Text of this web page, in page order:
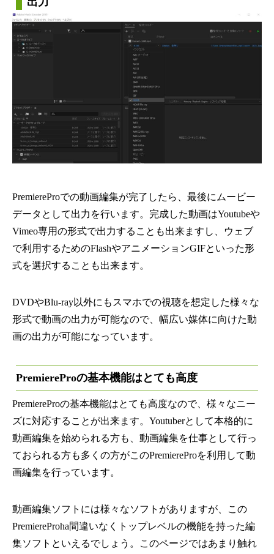
PremiereProでの動画編集が完了したら、最後にムービー
データとして出力を行います。完成した動画はYoutubeや
Vimeo専用の形式で出力することも出来ますし、ウェブ
で利用するためのFlashやアニメーションGIFといった形
式を選択することも出来ます。
DVDやBlu-ray以外にもスマホでの視聴を想定した様々な
形式で動画の出力が可能なので、幅広い媒体に向けた動
画の出力が可能になっています。
PremiereProの基本機能はとても高度
PremiereProの基本機能はとても高度なので、様々なニー
ズに対応することが出来ます。Youtuberとして本格的に
動画編集を始められる方も、動画編集を仕事として行っ
ておられる方も多くの方がこのPremiereProを利用して動
画編集を行っています。
動画編集ソフトには様々なソフトがありますが、この
PremiereProha間違いなくトップレベルの機能を持った編
集ソフトといえるでしょう。このページではあまり触れ